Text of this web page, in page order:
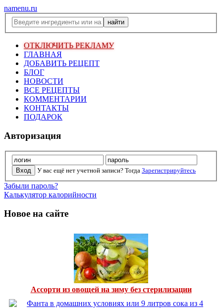
namenu.ru
ОТКЛЮЧИТЬ РЕКЛАМУ
ГЛАВНАЯ
ДОБАВИТЬ РЕЦЕПТ
БЛОГ
НОВОСТИ
ВСЕ РЕЦЕПТЫ
КОММЕНТАРИИ
КОНТАКТЫ
ПОДАРОК
Авторизация
У вас ещё нет учетной записи? Тогда Зарегистрируйтесь
Забыли пароль?
Калькулятор калорийности
Новое на сайте
Ассорти из овощей на зиму без стерилизации